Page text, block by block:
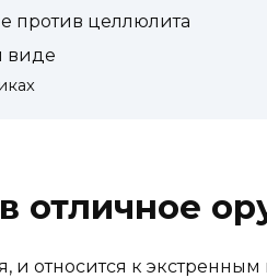
против целлюлита
виде
отличное
относится к